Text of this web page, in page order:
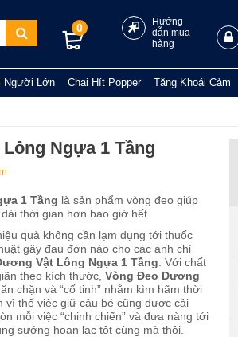
0
Hướng
dẫn mua
hàng
Người Lớn Chai Hít Popper Tăng Khoái Cảm
Ngựa 1 Tầng
1 Tầng​ là sản phẩm vòng đeo giúp
thời gian hơn bao giờ hết.
quả không cần lạm dụng tới thuốc
gây đau đớn nào cho các anh chỉ
Vật Lông Ngựa 1 Tầng​ . Với chất
theo kích thước, Vòng Đeo Dương
chặn và “cố tinh” nhằm kìm hãm thời
vì thế việc giữ cậu bé cũng được cải
mỗi việc “chinh chiến” và đưa nàng tới
sướng hoan lạc tột cùng mà thôi.